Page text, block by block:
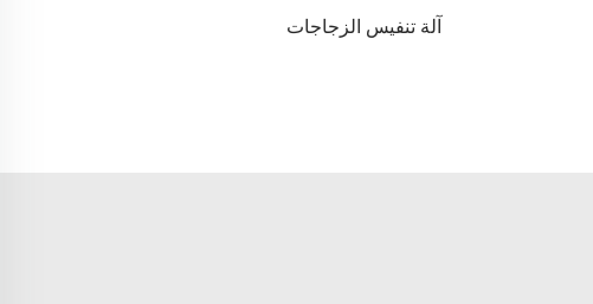
آلة تنفيس الزجاجات